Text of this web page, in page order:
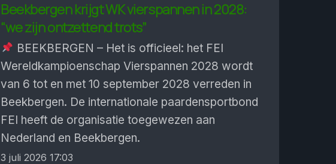
Beekbergen krijgt WK vierspannen in 2028:
“we zijn ontzettend trots”
BEEKBERGEN – Het is officieel: het FEI
Wereldkampioenschap Vierspannen 2028 wordt
van 6 tot en met 10 september 2028 verreden in
Beekbergen. De internationale paardensportbond
FEI heeft de organisatie toegewezen aan
Nederland en Beekbergen.
3 juli 2026 17:03